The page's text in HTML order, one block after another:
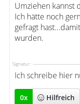
Umziehen kannst
Ich hätte noch
gefragt
wurden.
Signatur:
Ich schreibe hier
0x Hilfreich